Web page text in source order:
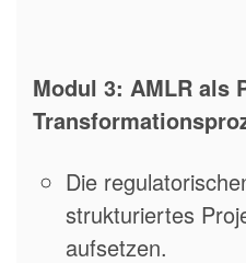
Modul 3: AMLR als
Die
strukturiertes
aufsetzen.